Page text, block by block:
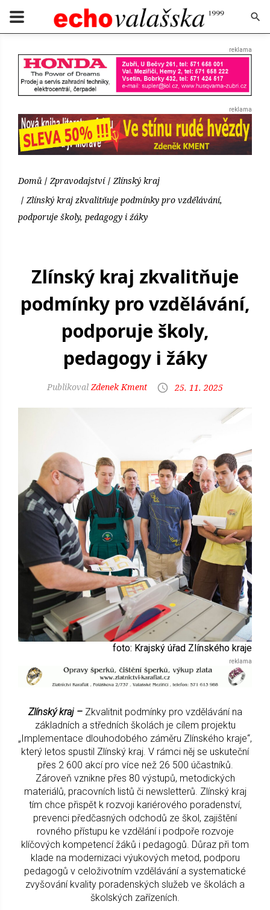
Domů Zpravodajství
Zlínský kraj
Zlínský kraj zkvalitňuje podmínky pro vzdělávání,
podporuje školy, pedagogy i žáky
Zlínský kraj zkvalitňuje
podmínky pro vzdělávání,
podporuje školy,
pedagogy i žáky
Zdenek Kment 25. 11. 2025
foto: Krajský úřad Zlínského kraje
Zlínský kraj –Zkvalitnit podmínky pro vzdělávání na
základních a středních školách je cílem projektu
„Implementace dlouhodobého záměru Zlínského kraje“,
který letos spustil Zlínský kraj. V rámci něj se uskuteční
přes 2 600 akcí pro více než 26 500 účastníků.
Zároveň vznikne přes 80 výstupů, metodických
materiálů, pracovních listů či newsletterů. Zlínský kraj
tím chce přispět k rozvoji kariérového poradenství,
prevenci předčasných odchodů ze škol, zajištění
rovného přístupu ke vzdělání i podpoře rozvoje
klíčových kompetencí žáků i pedagogů. Důraz při tom
klade na modernizaci výukových metod, podporu
pedagogů v celoživotním vzdělávání a systematické
zvyšování kvality poradenských služeb ve školách a
školských zařízeních.